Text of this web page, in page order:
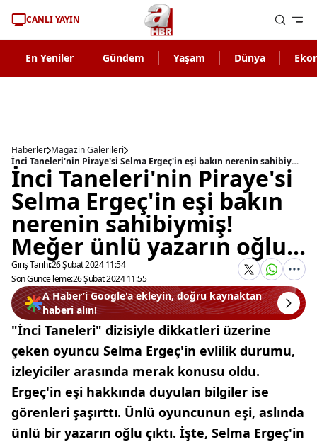
CANLI YAYIN
En Yeniler Gündem Yaşam Dünya
Haberler Magazin Galerileri
İnci Taneleri'nin Piraye'si Selma Ergeç'in eşi bakın nerenin sahibiymiş! Meğer ünlü yazarın oğlu...
İnci Taneleri'nin Piraye'si
Selma Ergeç'in eşi bakın
nerenin sahibiymiş!
Meğer ünlü yazarın oğlu...
Giriş Tarihi:26 Şubat 2024 11:54
Son Güncelleme:26 Şubat 2024 11:55
A Haber’i Google'a ekleyin, doğru kaynaktan
haberi alın!
"İnci Taneleri" dizisiyle dikkatleri üzerine
çeken oyuncu Selma Ergeç'in evlilik durumu,
izleyiciler arasında merak konusu oldu.
Ergeç'in eşi hakkında duyulan bilgiler ise
görenleri şaşırttı. Ünlü oyuncunun eşi, aslında
ünlü bir yazarın oğlu çıktı. İşte, Selma Ergeç'in